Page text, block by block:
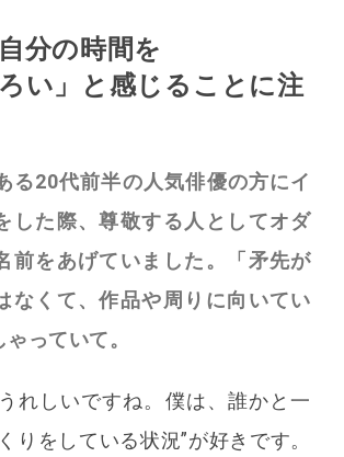
分の時間を
ろい」と感じることに注
る20代前半の人気俳優の方にイ
した際、尊敬する人としてオダ
前をあげていました。「矛先が
なくて、作品や周りに向いてい
っていて。
うれしいですね。僕は、誰かと一
りをしている状況”が好きです。